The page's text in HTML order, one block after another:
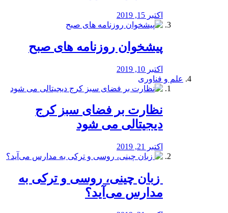
اکتبر 15, 2019
پیشخوان روزنامه های صبح
اکتبر 10, 2019
علم و فناوری
نظارت بر فضای سبز کرج
دیجیتالی می شود
اکتبر 21, 2019
️ زبان چینی، روسی و ترکی به
مدارس می‌آید؟